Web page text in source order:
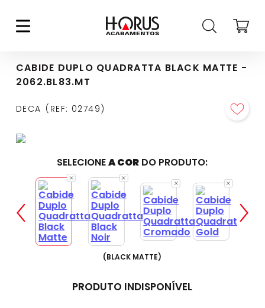
CABIDE DUPLO QUADRATTA BLACK MATTE -
2062.BL83.MT
DECA REF: 02749
SELECIONEA COR DO PRODUTO:
(BLACK MATTE)
PRODUTO INDISPONÍVEL